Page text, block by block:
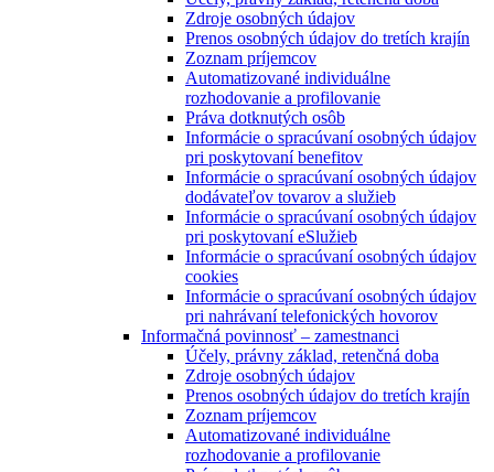
Zdroje osobných údajov
Prenos osobných údajov do tretích krajín
Zoznam príjemcov
Automatizované individuálne
rozhodovanie a profilovanie
Práva dotknutých osôb
Informácie o spracúvaní osobných údajov
pri poskytovaní benefitov
Informácie o spracúvaní osobných údajov
dodávateľov tovarov a služieb
Informácie o spracúvaní osobných údajov
pri poskytovaní eSlužieb
Informácie o spracúvaní osobných údajov
cookies
Informácie o spracúvaní osobných údajov
pri nahrávaní telefonických hovorov
Informačná povinnosť – zamestnanci
Účely, právny základ, retenčná doba
Zdroje osobných údajov
Prenos osobných údajov do tretích krajín
Zoznam príjemcov
Automatizované individuálne
rozhodovanie a profilovanie